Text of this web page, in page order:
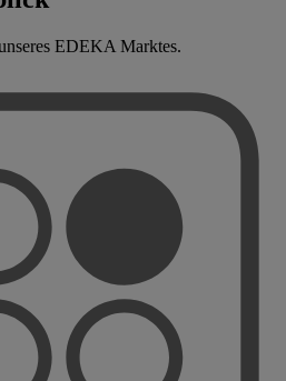
EDEKA Marktes.